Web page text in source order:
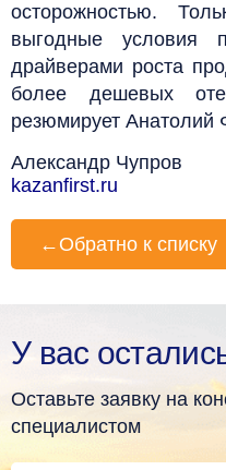
осторожностью.
выгодные условия
драйверами роста
более дешевых
резюмирует Анатолий
Александр Чупров
kazanfirst.ru
← Обратно к списку
У вас
Оставьте заявку на
специалистом